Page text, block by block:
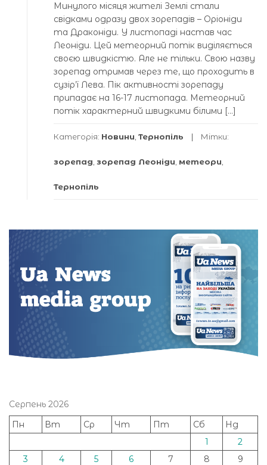
Минулого місяця жителі Землі стали
свідками одразу двох зорепадів – Оріоніди
та Драконіди. У листопаді настав час
Леоніди. Цей метеорний потік виділяється
своєю швидкістю. Але не тільки. Свою назву
зорепад отримав через те, що проходить в
сузір’ї Лева. Пік активності зорепаду
припадає на 16-17 листопада. Метеорний
потік характерний швидкими білими […]
Категорія: Новини Тернопіль Мітки:
зорепад зорепад Леоніди метеори
Тернопіль
Серпень 2026
Пн
Вт Ср Чт Пт Сб
Нд
1
2
3
4 5 6 7 8
9